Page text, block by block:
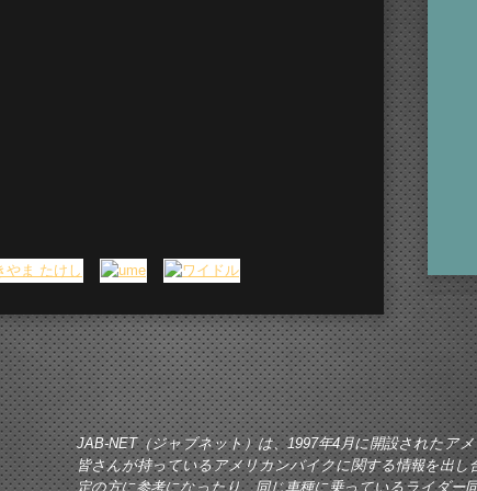
JAB-NET（ジャブネット）は、1997年4月に開設されたア
皆さんが持っているアメリカンバイクに関する情報を出し
定の方に参考になったり、同じ車種に乗っているライダー